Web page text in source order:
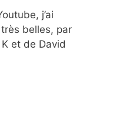
j’ai
belles, par
et de David